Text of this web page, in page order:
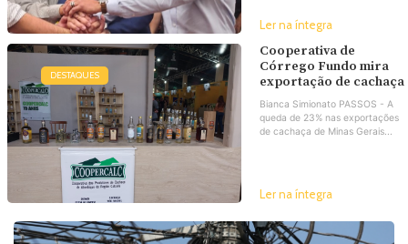
Ler na íntegra
DESTAQUES
Cooperativa de
Córrego Fundo mira
exportação de cachaça
Bianca Simionato PASSOS - A
queda de 23% nas exportações
de cachaça de Minas Gerais...
Ler na íntegra